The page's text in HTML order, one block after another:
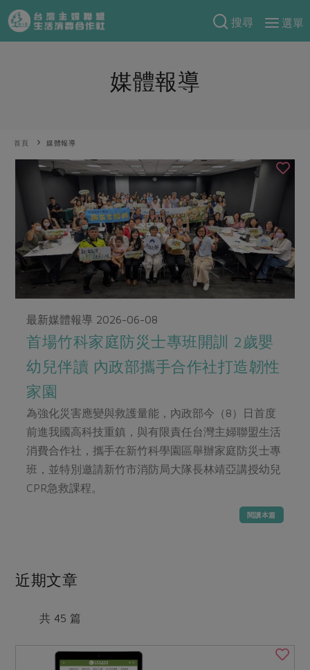
搜尋
選單
產品分類
奶蛋豆・五穀
乳製品
豆製品 米麵雜糧
肉品・水產
畜產肉類 水產
水畜加工品
休閒零嘴 沖泡飲品
保健食品
居家好物
日用品
米食
常備菜
蔬食
蛋料理
料理方式
烘焙．點心
醬料
湯品．鍋物
漬物
涼拌沙拉
飲品
年菜食譜
養身食補
把最好的台灣味帶回家！
防災用品預購圓滿結束
2026年端午節預購圓滿結束
更多預購活動
當季產品
合作25-經典快閃最後一週
合作25-精選產品第四彈
合作25-精選產品第三彈
更多當季產品
議題活動
主婦聯盟X樂齡網特約優惠案
主婦食堂 一籃菜真心話
社內大小事 合作聯合國
產品故事 生活提案
樂齡生活
廚房瑜伽
減硝酸鹽
非基改運動 支持本土農糧
廢核運動 能源議題
減添加物 減塑減廢
公益金
綠主張月刊
典藏閱覽室
關於合作社
認識合作社
關於我們
員工與求才
產品檢驗
自主把關
檢驗報告
硝酸鹽檢驗
社員權益
媒體報導
下載專區
重要公告
媒體報導
首頁 媒體報導
最新媒體報導 2026-06-08
首場竹科家庭防災士專班開訓 2歲嬰
幼兒伴讀 內政部攜手合作社打造韌性
家園
為強化災害應變與救護量能，內政部今（8）日首度
前進我國高科技重鎮，與有限責任台灣主婦聯盟生活
消費合作社，攜手在新竹科學園區舉辦家庭防災士專
班，並特別邀請新竹市消防局大隊長林靖亞講授幼兒
CPR急救課程。
閱讀本篇
近期文章
共 45 篇